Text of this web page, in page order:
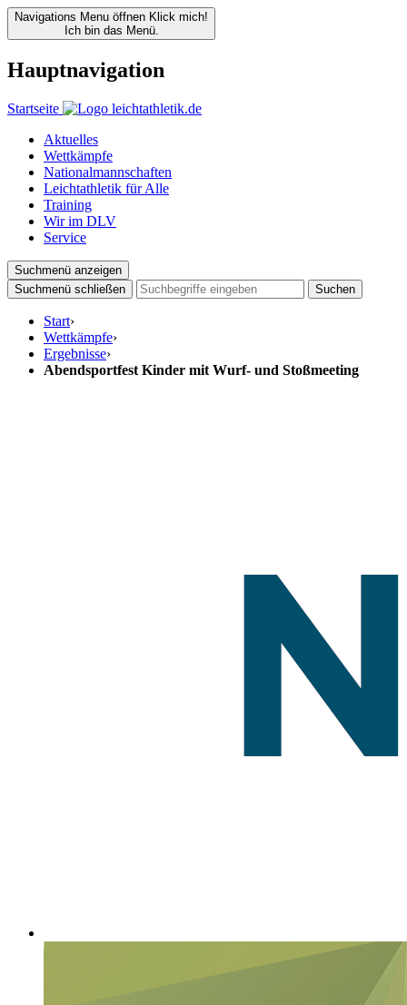
Navigations Menu öffnen Klick mich!
Ich bin das Menü.
Hauptnavigation
Startseite
Aktuelles
Wettkämpfe
Nationalmannschaften
Leichtathletik für Alle
Training
Wir im DLV
Service
Suchmenü anzeigen
Suchmenü schließen
Suchen
Start›
Wettkämpfe›
Ergebnisse›
Abendsportfest Kinder mit Wurf- und Stoßmeeting